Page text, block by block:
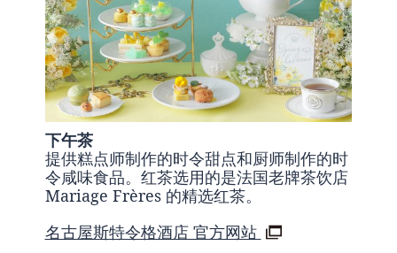
下午茶
提供糕点师制作的时令甜点和厨师制作的时
令咸味食品。红茶选用的是法国老牌茶饮店
Mariage Frères 的精选红茶。
名古屋斯特令格酒店 官方网站